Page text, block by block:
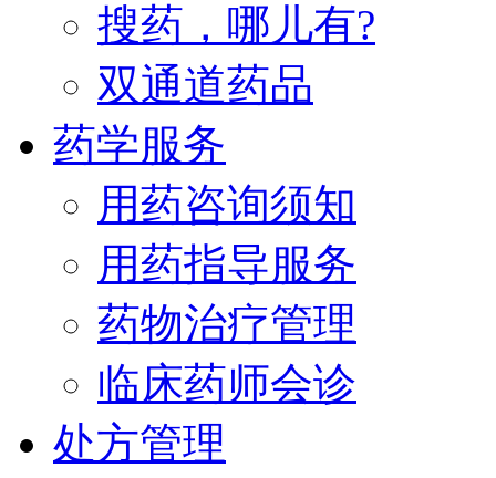
搜药，哪儿有?
双通道药品
药学服务
用药咨询须知
用药指导服务
药物治疗管理
临床药师会诊
处方管理